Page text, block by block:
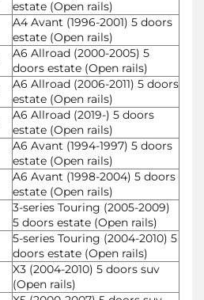
estate (Open rails)
A4 Avant (1996-2001) 5 doors
estate (Open rails)
A6 Allroad (2000-2005) 5
doors estate (Open rails)
A6 Allroad (2006-2011) 5 doors
estate (Open rails)
A6 Allroad (2019-) 5 doors
estate (Open rails)
A6 Avant (1994-1997) 5 doors
estate (Open rails)
A6 Avant (1998-2004) 5 doors
estate (Open rails)
3-series Touring (2005-2009)
5 doors estate (Open rails)
5-series Touring (2004-2010) 5
doors estate (Open rails)
X3 (2004-2010) 5 doors suv
(Open rails)